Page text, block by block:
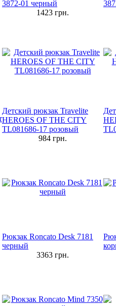
3872-01 черный
1423 грн.
Детский рюкзак Travelite
HEROES OF THE CITY
TL081686-17 розовый
984 грн.
Рюкзак Roncato Desk 7181
черный
3363 грн.